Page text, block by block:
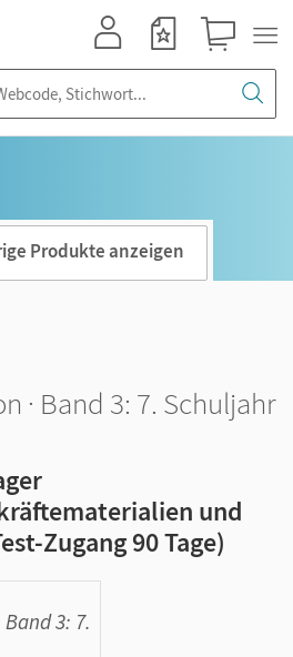
Produkte anzeigen
· Band 3: 7. Schuljahr
und
Zugang 90 Tage)